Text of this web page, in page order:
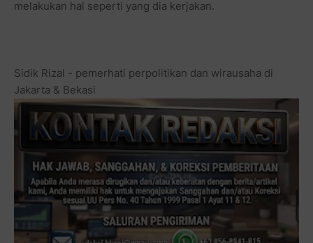
melakukan hal seperti yang dia kerjakan.
Sidik Rizal - pemerhati perpolitikan dan wirausaha di
Jakarta & Bekasi